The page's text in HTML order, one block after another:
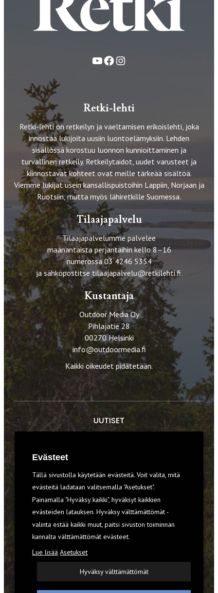
YouTube
FacebookInstagram
Retki-lehti
Retki-lehti on retkeilyn ja vaeltamisen erikoislehti, joka
innostaa lukijoita uusiin luontoelämyksiin. Lehden
sisällössä korostuu luonnon kunnioittaminen ja
turvallinen retkeily. Retkeilytaidot, uudet varusteet ja
kiinnostavat kohteet ovat meille tärkeää sisältöä.
Viemme lukijat usein kansallispuistoihin Lappiin, Norjaan ja
Ruotsiin, mutta myös lähiretkille Suomessa.
Tilaajapalvelu
Tilaajapalvelumme palvelee
maanantaista perjantaihin kello 8–16
numerossa 03 4246 5354
ja sähköpostitse tilaajapalvelu@retkilehti.fi.
Kustantaja
Outdoor Media Oy
Pihlajatie 28
00270 Helsinki
info@outdoormedia.fi
Kaikki oikeudet pidätetään.
UUTISET
VARUSTEET
TILAA RETKI-LEHTI
YHTEYSTIEDOT
REKISTERISELOSTE
EVÄSTEET
Evästeet
Tällä sivustolla käytetään evästeitä. Voit valita, mitä
evästeitä ladataan valitsemalla "Asetukset".
Painamalla "Hyväksy kaikki", hyväksyt kaikkien
evästeiden latauksen. Hyväksy välttämättömät -
valinta estää kaikki muut, paitsi sivuston toiminnan
kannalta välttämättömät evästeet.
Lue lisää Asetukset
Hyväksy välttämättömät